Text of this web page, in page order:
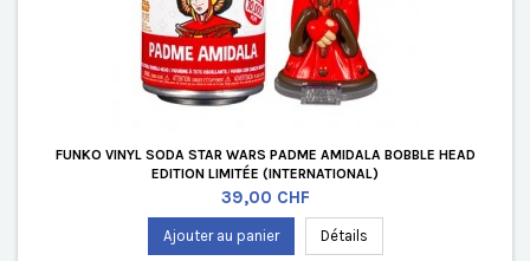
FUNKO VINYL SODA STAR WARS PADME AMIDALA BOBBLE HEAD
EDITION LIMITÉE (INTERNATIONAL)
Prix
39,00 CHF
Ajouter au panier Détails